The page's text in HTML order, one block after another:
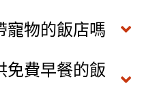
寵物的飯店嗎
免費早餐的飯